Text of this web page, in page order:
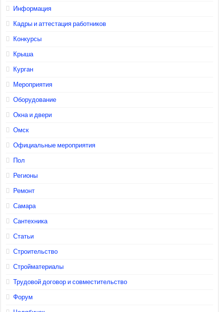
Информация
Кадры и аттестация работников
Конкурсы
Крыша
Курган
Мероприятия
Оборудование
Окна и двери
Омск
Официальные мероприятия
Пол
Регионы
Ремонт
Самара
Сантехника
Статьи
Строительство
Стройматериалы
Трудовой договор и совместительство
Форум